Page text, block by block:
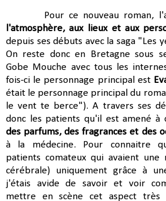
Pour ce nouveau roman,
l'atmosphère, aux lieux et aux
depuis ses débuts avec la saga "Les
On reste donc en Bretagne sous
Gobe Mouche avec tous les
fois-ci le personnage principal est
était le personnage principal du
le vent te berce"). A travers ses
donc les patients qu'il est amené à
des parfums, des fragrances et des
à la médecine. Pour connaitre
patients comateux qui avaient une
cérébrale) uniquement grâce à
j'étais avide de savoir et voir
mettre en scène cet aspect très